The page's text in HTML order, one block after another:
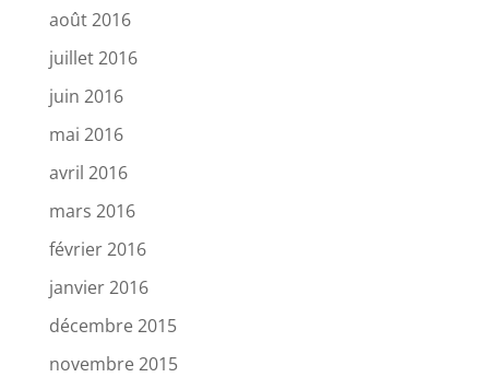
août 2016
juillet 2016
juin 2016
mai 2016
avril 2016
mars 2016
février 2016
janvier 2016
décembre 2015
novembre 2015